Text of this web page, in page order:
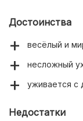
Достоинства
весёлый и
несложный
уживается с
Недостатки